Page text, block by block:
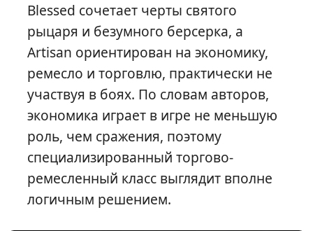
Blessed сочетает черты святого
рыцаря и безумного берсерка, а
Artisan ориентирован на экономику,
ремесло и торговлю, практически не
участвуя в боях. По словам авторов,
экономика играет в игре не меньшую
роль, чем сражения, поэтому
специализированный торгово-
ремесленный класс выглядит вполне
логичным решением.